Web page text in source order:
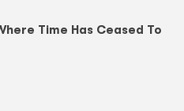
Time Has Ceased To